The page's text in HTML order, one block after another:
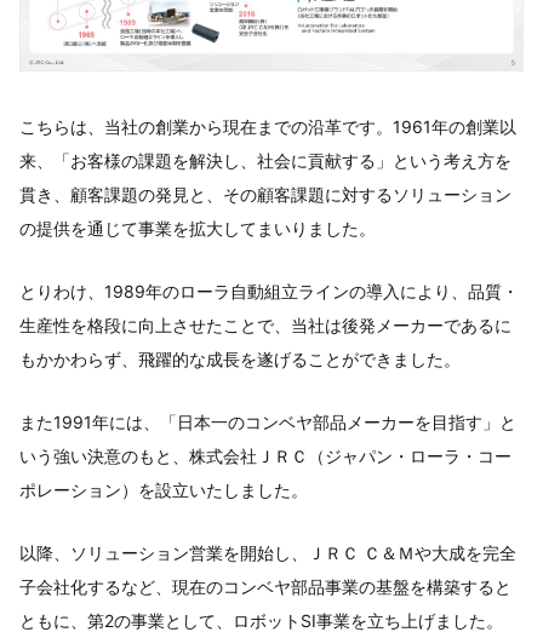
こちらは、当社の創業から現在までの沿革です。1961年の創業以
来、「お客様の課題を解決し、社会に貢献する」という考え方を
貫き、顧客課題の発見と、その顧客課題に対するソリューション
の提供を通じて事業を拡大してまいりました。
とりわけ、1989年のローラ自動組立ラインの導入により、品質・
生産性を格段に向上させたことで、当社は後発メーカーであるに
もかかわらず、飛躍的な成長を遂げることができました。
また1991年には、「日本一のコンベヤ部品メーカーを目指す」と
いう強い決意のもと、株式会社ＪＲＣ（ジャパン・ローラ・コー
ポレーション）を設立いたしました。
以降、ソリューション営業を開始し、ＪＲＣ Ｃ＆Ｍや大成を完全
子会社化するなど、現在のコンベヤ部品事業の基盤を構築すると
ともに、第2の事業として、ロボットSI事業を立ち上げました。